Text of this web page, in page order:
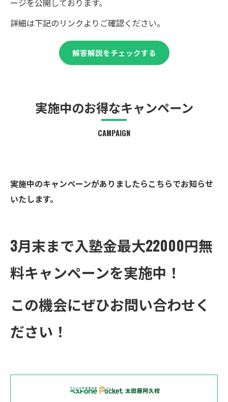
詳細は下記のリンクよりご確認ください。
解答解説をチェックする
実施中のお得なキャンペーン
CAMPAIGN
実施中のキャンペーンがありましたらこちらでお知らせ
いたします。
3月末まで入塾金最大22000円無
料キャンペーンを実施中！
この機会にぜひお問い合わせく
ださい！
お気軽にお問い合わせください